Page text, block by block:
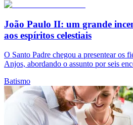
João Paulo II: um grande
aos espíritos celestiais
O Santo Padre chegou a presentear os
Anjos, abordando o assunto por seis
Batismo